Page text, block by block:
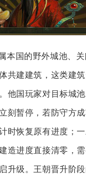
本国的野外城池、
共建建筑，这类建
他国玩家对目标城
刻暂停，若防守方
时恢复原有进度；
造进度直接清零，
升级。王朝晋升阶